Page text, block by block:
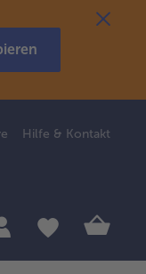
Hilfe & Kontakt